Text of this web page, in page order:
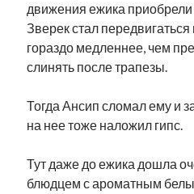
движения ежика
Зверек стал
гораздо медленнее, чем
слинять после трапезы.
Тогда Ансип сломал ему и
на нее тоже наложил гипс.
Тут даже до ежика дошла
блюдцем с ароматным